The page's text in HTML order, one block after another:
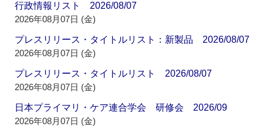
行政情報リスト 2026/08/07
2026年08月07日 (金)
プレスリリース・タイトルリスト：新製品 2026/08/07
2026年08月07日 (金)
プレスリリース・タイトルリスト 2026/08/07
2026年08月07日 (金)
日本プライマリ・ケア連合学会 研修会 2026/09
2026年08月07日 (金)